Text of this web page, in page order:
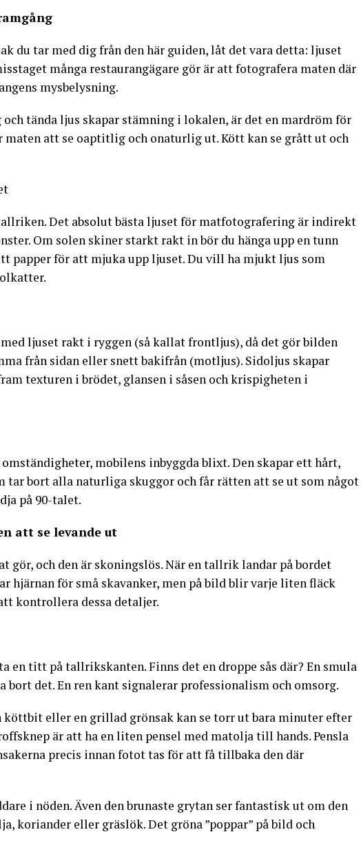
du tar med dig från den här guiden, låt det vara detta: ljuset
många restaurangägare gör är att fotografera maten där
mysbelysning.
och tända ljus skapar stämning i lokalen, är det en mardröm för
maten att se oaptitlig och onaturlig ut. Kött kan se grått ut och
Det absolut bästa ljuset för matfotografering är indirekt
Om solen skiner starkt rakt in bör du hänga upp en tunn
papper för att mjuka upp ljuset. Du vill ha mjukt ljus som
ljuset rakt i ryggen (så kallat frontljus), då det gör bilden
från sidan eller snett bakifrån (motljus). Sidoljus skapar
texturen i brödet, glansen i såsen och krispigheten i
mobilens inbyggda blixt. Den skapar ett hårt,
tar bort alla naturliga skuggor och får rätten att se ut som något
på 90-talet.
att se levande ut
gör, och den är skoningslös. När en tallrik landar på bordet
hjärnan för små skavanker, men på bild blir varje liten fläck
kontrollera dessa detaljer.
en titt på tallrikskanten. Finns det en droppe sås där? En smula
bort det. En ren kant signalerar professionalism och omsorg.
köttbit eller en grillad grönsak kan se torr ut bara minuter efter
är att ha en liten pensel med matolja till hands. Pensla
precis innan fotot tas för att få tillbaka den där
i nöden. Även den brunaste grytan ser fantastisk ut om den
koriander eller gräslök. Det gröna ”poppar” på bild och